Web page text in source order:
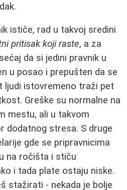
ističe, rad u takvoj sredini
pritisak koji raste, a za
da si jedini pravnik u
u posao i prepušten da se
ljudi istovremeno traži pet
Greške su normalne na
mestu, ali u takvom
dodatnog stresa. S druge
gde se pripravnicima
na ročišta i stiču
i tada plate ostaju niske.
stažirati - nekada je bolje